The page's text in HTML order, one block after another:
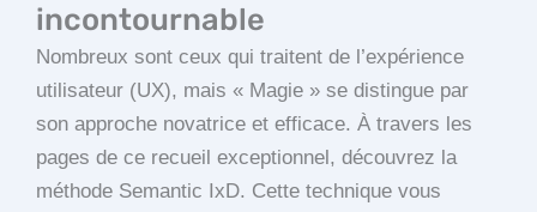
incontournable
Nombreux sont ceux qui traitent de l’expérience
utilisateur (UX), mais « Magie » se distingue par
son approche novatrice et efficace. À travers les
pages de ce recueil exceptionnel, découvrez la
méthode Semantic IxD. Cette technique vous